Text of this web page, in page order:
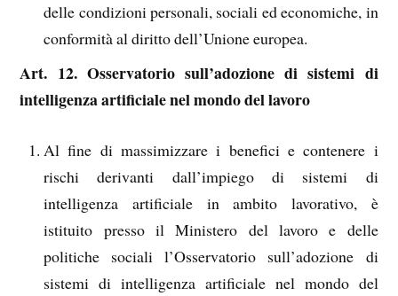
delle condizioni personali, sociali ed economiche, in
conformità al diritto dell’Unione europea.
Art. 12. Osservatorio sull’adozione di sistemi di
intelligenza artificiale nel mondo del lavoro
Al fine di massimizzare i benefici e contenere i
rischi derivanti dall’impiego di sistemi di
intelligenza artificiale in ambito lavorativo, è
istituito presso il Ministero del lavoro e delle
politiche sociali l’Osservatorio sull’adozione di
sistemi di intelligenza artificiale nel mondo del